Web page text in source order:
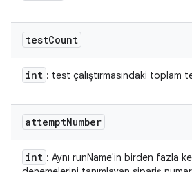
testCount
int : test çalıştırmasındaki toplam
attemptNumber
int : Aynı runName'in birden fazla